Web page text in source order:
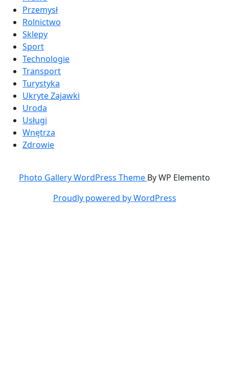
Przemysł
Rolnictwo
Sklepy
Sport
Technologie
Transport
Turystyka
Ukryte Zajawki
Uroda
Usługi
Wnętrza
Zdrowie
Photo Gallery WordPress Theme By WP Elemento
Proudly powered by WordPress